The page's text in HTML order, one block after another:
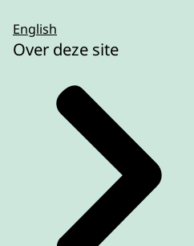
English
Over deze site